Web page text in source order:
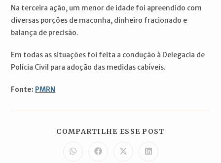
Na terceira ação, um menor de idade foi apreendido com
diversas porções de maconha, dinheiro fracionado e
balança de precisão.
Em todas as situações foi feita a condução à Delegacia de
Polícia Civil para adoção das medidas cabíveis.
Fonte: PMRN
COMPARTILHE ESSE POST
Abre
em
Abre
em
Abre
em
Abre
em